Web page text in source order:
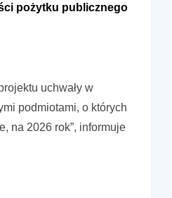
pożytku publicznego
uchwały w
podmiotami, o których
na 2026 rok”, informuje